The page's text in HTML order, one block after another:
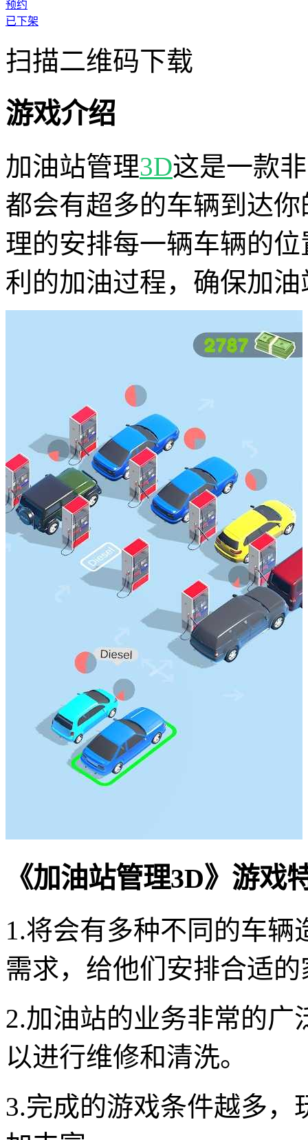
预约
已下架
扫描二维码下载
游戏介绍
加油站管理3D这是一款
都会有超多的车辆到达
理的安排每一辆车辆的
利的加油过程，确保加
《加油站管理3D》游戏
1.将会有多种不同的车
需求，给他们安排合适
2.加油站的业务非常的
以进行维修和清洗。
3.完成的游戏条件越多